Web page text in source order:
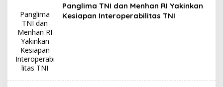
Panglima
TNI dan
Menhan RI
Yakinkan
Kesiapan
Interoperabi
litas TNI
Panglima TNI dan Menhan RI Yakinkan
Kesiapan Interoperabilitas TNI